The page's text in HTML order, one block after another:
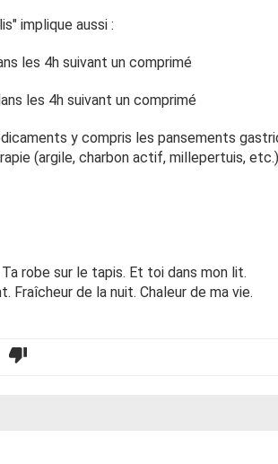
implique aussi :
les 4h suivant un comprimé
les 4h suivant un comprimé
y compris les pansements
(argile, charbon actif, millepertuis,
robe sur le tapis. Et toi dans mon lit.
Fraîcheur de la nuit. Chaleur de ma vie.